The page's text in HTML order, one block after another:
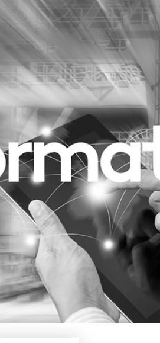
Purpose Marketing
Reputatie & crisis